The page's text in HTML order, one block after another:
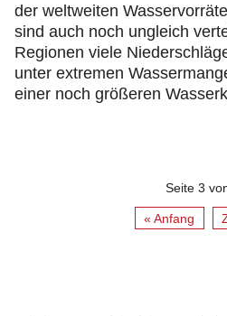
der weltweiten
sind auch noch ungleich
Regionen viele
unter extremen
einer noch größeren
Seite 3
« Anfang